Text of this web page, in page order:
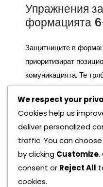
Упражнения
формацията
Защитниците в
приоритизират
комуникацията. Те
упражнения, които
на форма, докато
противниковите
включва сценарии
практикуват
пространството.
Освен това,
We respect your
Cookies help us
deliver personalized
traffic. You can
by clicking Customize.
consent or Reject All
cookies.